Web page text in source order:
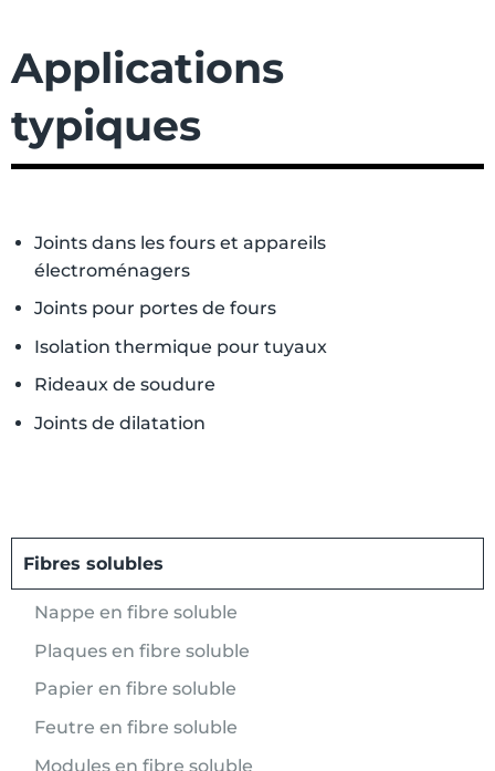
Fibres solubles
Nappe en fibre soluble
Plaques en fibre soluble
Papier en fibre soluble
Feutre en fibre soluble
Modules en fibre soluble
Applications
typiques
Joints dans les fours et appareils
électroménagers
Joints pour portes de fours
Isolation thermique pour tuyaux
Rideaux de soudure
Joints de dilatation